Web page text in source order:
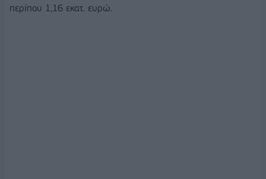
περίπου 1,16 εκατ. ευρώ.